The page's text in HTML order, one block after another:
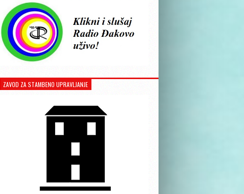
ZAVOD ZA STAMBENO UPRAVLJANJE